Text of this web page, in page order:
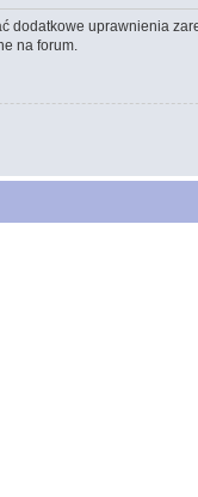
uprawnienia
na forum.